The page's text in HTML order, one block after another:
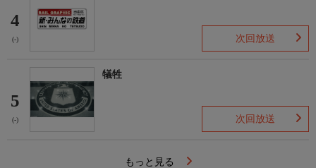
4
(-) 次回放送
5
(-)
犠牲
次回放送
もっと見る